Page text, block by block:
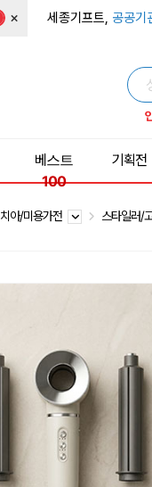
× 세종기프트, 공공기
베스트
100
기획전
치아/미용가전 스타일러/